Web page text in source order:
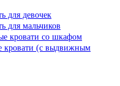
для девочек
для мальчиков
кровати со шкафом
кровати (с выдвижным